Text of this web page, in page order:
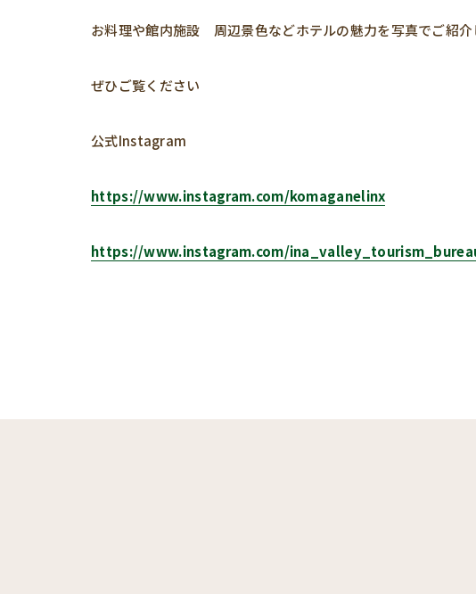
お料理や館内施設 周辺景色などホテルの魅力を写真でご紹介
ぜひご覧ください
公式Instagram
https://www.instagram.com/komaganelinx
https://www.instagram.com/